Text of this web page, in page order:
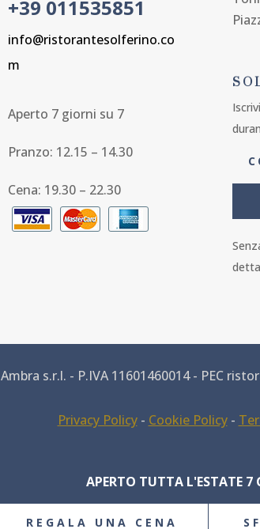
APERTO TUTTA L'ESTATE 7
REGALA UNA CENA
+39 011535851
info@ristorantesolferino.co
m
Aperto 7 giorni su 7
Pranzo: 12.15 – 14.30
Cena: 19.30 – 22.30
Ambra s.r.l. - P.IVA 11601460014 - PEC
Privacy Policy- Cookie Policy-
Site by